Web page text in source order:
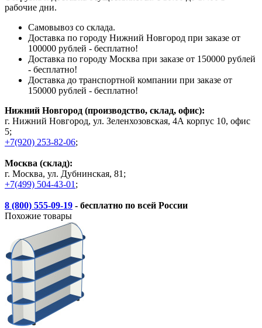
рабочие дни.
Самовывоз со склада.
Доставка по городу Нижний Новгород при заказе от
100000 рублей - бесплатно!
Доставка по городу Москва при заказе от 150000 рублей
- бесплатно!
Доставка до транспортной компании при заказе от
150000 рублей - бесплатно!
Нижний Новгород (производство, склад, офис):
г. Нижний Новгород, ул. Зеленхозовская, 4А корпус 10, офис
5;
+7(920) 253-82-06;
Москва (склад):
г. Москва, ул. Дубнинская, 81;
+7(499) 504-43-01 ;
8 (800) 555-09-19 - бесплатно по всей России
Похожие товары